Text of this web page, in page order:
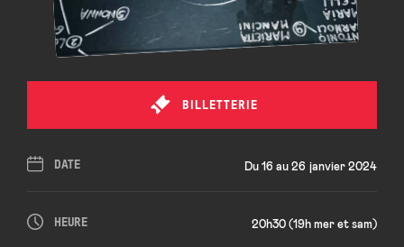
DATE Du 16 au 26 janvier 2024
HEURE 20h30 (19h mer et sam)
BILLETTERIE